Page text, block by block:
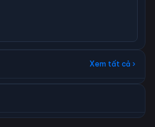
Xem tất cả ›